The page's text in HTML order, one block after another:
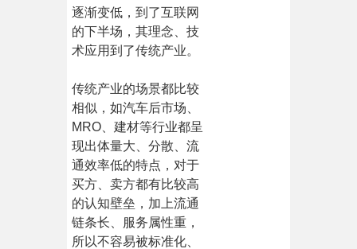
逐渐变低，到了互联网
的下半场，其理念、技
术应用到了传统产业。
传统产业的场景都比较
相似，如汽车后市场、
MRO、建材等行业都呈
现出体量大、分散、流
通效率低的特点，对于
买方、卖方都有比较高
的认知壁垒，加上流通
链条长、服务属性重，
所以不容易被标准化、